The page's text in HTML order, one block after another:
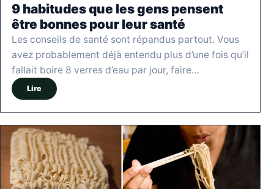
9 habitudes que les gens pensent
être bonnes pour leur santé
Les conseils de santé sont répandus partout. Vous
avez probablement déjà entendu plus d’une fois qu’il
fallait boire 8 verres d’eau par jour, faire…
Lire